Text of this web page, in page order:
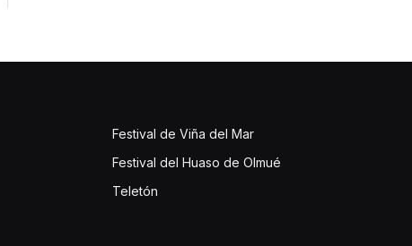
Festival de Viña del Mar
Festival del Huaso de Olmué
Teletón